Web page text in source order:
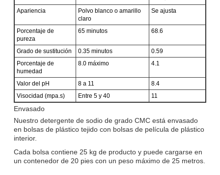
Apariencia
Polvo blanco o amarillo
claro
Se ajusta
Porcentaje de
pureza
65 minutos 68.6
Grado de sustitución 0.35 minutos
0.59
Porcentaje de
humedad
8.0 máximo 4.1
Valor del pH 8 a 11
8.4
Visocidad (mpa.s)
Entre 5 y 40 11
Envasado
Nuestro detergente de sodio de grado CMC está envasado
en bolsas de plástico tejido con bolsas de película de plástico
interior.
Cada bolsa contiene 25 kg de producto y puede cargarse en
un contenedor de 20 pies con un peso máximo de 25 metros.